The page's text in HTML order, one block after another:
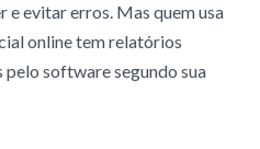
e evitar erros. Mas quem usa
online tem relatórios
software segundo sua